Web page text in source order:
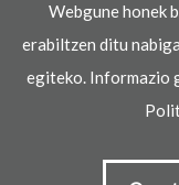
Webgune honek
erabiltzen ditu
egiteko. Informazio